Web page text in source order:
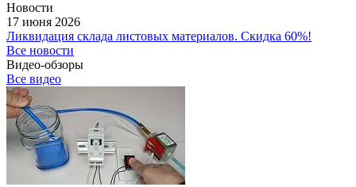
Новости
17 июня 2026
Ликвидация склада листовых материалов. Скидка 60%!
Все новости
Видео-обзоры
Все видео